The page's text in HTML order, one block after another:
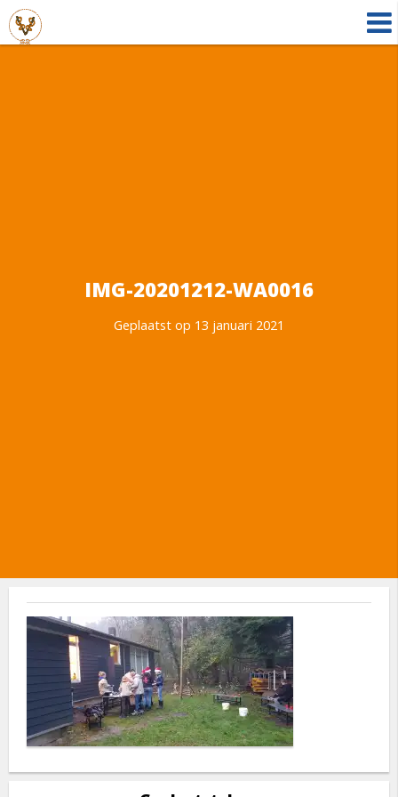
IMG-20201212-WA0016
Geplaatst op 13 januari 2021